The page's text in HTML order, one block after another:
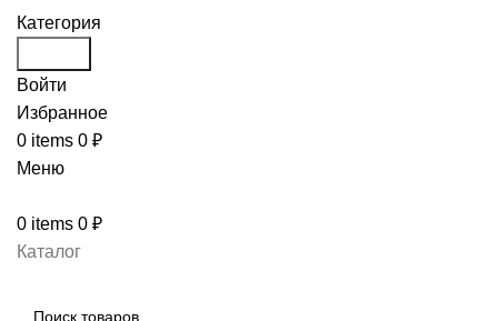
Категория
Войти
Избранное
0 items 0 ₽
Меню
0 items 0 ₽
Каталог